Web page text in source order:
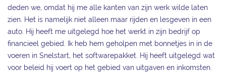
deden we, omdat hij me alle kanten van zijn werk wilde laten
zien. Het is namelijk niet alleen maar rijden en lesgeven in een
auto. Hij heeft me uitgelegd hoe het werkt in zijn bedrijf op
financieel gebied. Ik heb hem geholpen met bonnetjes in in de
voeren in Snelstart, het softwarepakket. Hij heeft uitgelegd wat
voor beleid hij voert op het gebied van uitgaven en inkomsten.